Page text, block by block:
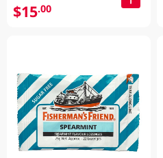
$15.00